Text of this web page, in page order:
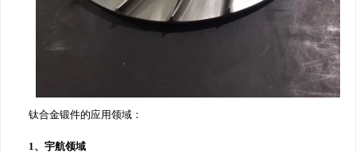
钛合金锻件的应用领域：
1、宇航领域